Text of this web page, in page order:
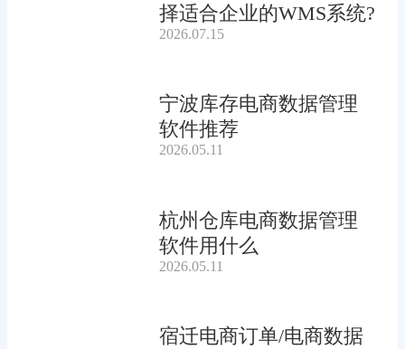
择适合企业的WMS系统?
2026.07.15
宁波库存电商数据管理
软件推荐
2026.05.11
杭州仓库电商数据管理
软件用什么
2026.05.11
宿迁电商订单/电商数据